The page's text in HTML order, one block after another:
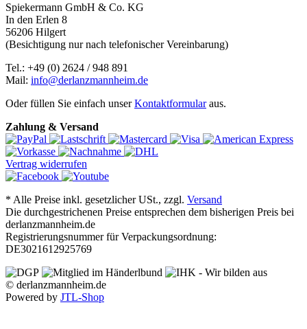
Spiekermann GmbH & Co. KG
In den Erlen 8
56206 Hilgert
(Besichtigung nur nach telefonischer Vereinbarung)
Tel.: +49 (0) 2624 / 948 891
Mail: info@derlanzmannheim.de
Oder füllen Sie einfach unserKontaktformularaus.
Zahlung & Versand
Vertrag widerrufen
* Alle Preise inkl. gesetzlicher USt., zzgl. Versand
Die durchgestrichenen Preise entsprechen dem bisherigen Preis bei
derlanzmannheim.de
Registrierungsnummer für Verpackungsordnung:
DE3021612925769
© derlanzmannheim.de
Powered by JTL-Shop